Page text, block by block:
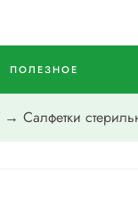
ПОЛЕЗНОЕ
→ Салфетки